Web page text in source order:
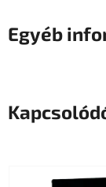
Egyéb